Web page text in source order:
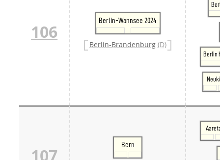
106
Berlin-Wannsee 2024
Berlin-Brandenburg (D)
Berlin
107
Bern